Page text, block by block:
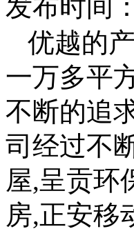
发布时间
优越的
一万多平
不断的追
司经过不
屋,呈贡环
房,正安移